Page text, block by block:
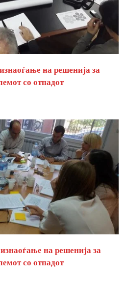
на решенија за
со отпадот
на решенија за
со отпадот